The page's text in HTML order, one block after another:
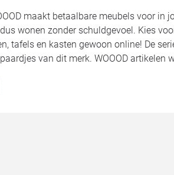
maakt betaalbare meubels voor in
wonen zonder schuldgevoel. Kies
tafels en kasten gewoon online! De
van dit merk. WOOOD artikelen